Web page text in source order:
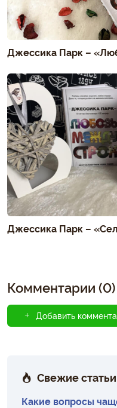
Джессика Парк –
Джессика Парк –
Комментарии (0)
Добавить
Свежие статьи
Какие вопросы